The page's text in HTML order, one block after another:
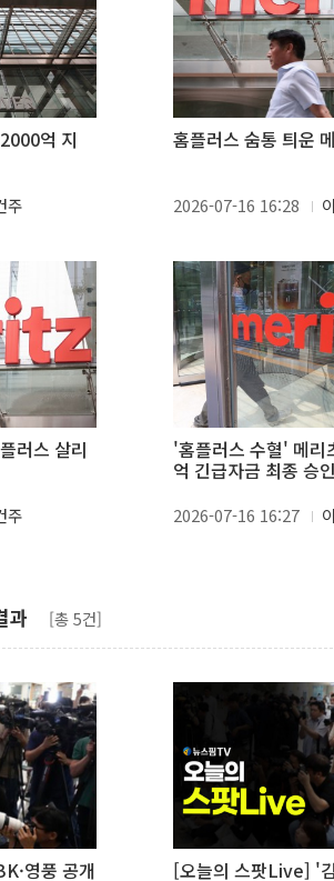
억 지
주
홈플러스 숨통 틔운
2026-07-16 16:28
러스 살리
주
'홈플러스 수혈' 메리
억 긴급자금 최종 승인
2026-07-16 16:27
과 [총 5건]
영풍 공개 [오늘의 스팟Live] '